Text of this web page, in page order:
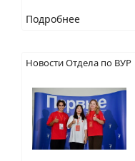
Подробнее
Новости Отдела по ВУР